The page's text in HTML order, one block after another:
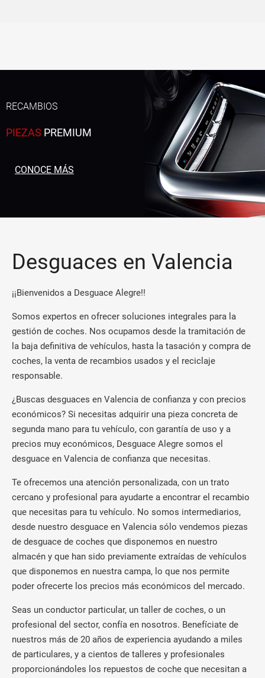
RECAMBIOS
PIEZAS PREMIUM
CONOCE MÁS
Desguaces en Valencia
¡¡Bienvenidos a Desguace Alegre!!
Somos expertos en ofrecer soluciones integrales para la
gestión de coches. Nos ocupamos desde la tramitación de
la baja definitiva de vehículos, hasta la tasación y compra de
coches, la venta de recambios usados y el reciclaje
responsable.
¿Buscas desguaces en Valencia de confianza y con precios
económicos? Si necesitas adquirir una pieza concreta de
segunda mano para tu vehículo, con garantía de uso y a
precios muy económicos, Desguace Alegre somos el
desguace en Valencia de confianza que necesitas.
Te ofrecemos una atención personalizada, con un trato
cercano y profesional para ayudarte a encontrar el recambio
que necesitas para tu vehículo. No somos intermediarios,
desde nuestro desguace en Valencia sólo vendemos piezas
de desguace de coches que disponemos en nuestro
almacén y que han sido previamente extraídas de vehículos
que disponemos en nuestra campa, lo que nos permite
poder ofrecerte los precios más económicos del mercado.
Seas un conductor particular, un taller de coches, o un
profesional del sector, confía en nosotros. Benefíciate de
nuestros más de 20 años de experiencia ayudando a miles
de particulares, y a cientos de talleres y profesionales
proporcionándoles los repuestos de coche que necesitan a